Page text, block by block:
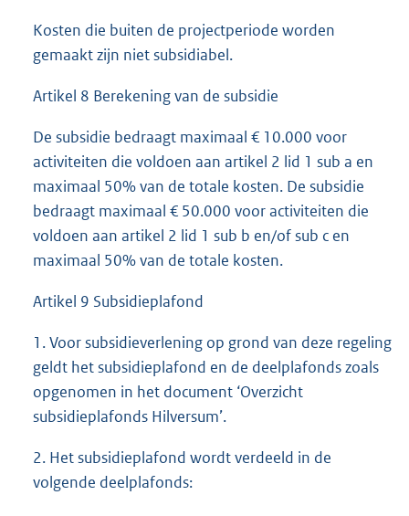
Kosten die buiten de projectperiode worden
gemaakt zijn niet subsidiabel.
Artikel 8 Berekening van de subsidie
De subsidie bedraagt maximaal € 10.000 voor
activiteiten die voldoen aan artikel 2 lid 1 sub a en
maximaal 50% van de totale kosten. De subsidie
bedraagt maximaal € 50.000 voor activiteiten die
voldoen aan artikel 2 lid 1 sub b en/of sub c en
maximaal 50% van de totale kosten.
Artikel 9 Subsidieplafond
1. Voor subsidieverlening op grond van deze regeling
geldt het subsidieplafond en de deelplafonds zoals
opgenomen in het document ‘Overzicht
subsidieplafonds Hilversum’.
2. Het subsidieplafond wordt verdeeld in de
volgende deelplafonds: